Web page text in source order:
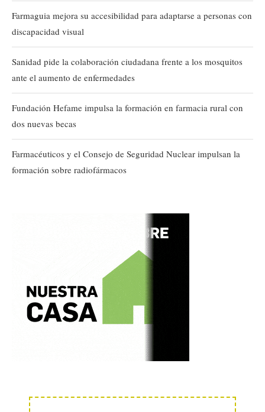
Farmaguia mejora su accesibilidad para adaptarse a personas con
discapacidad visual
Sanidad pide la colaboración ciudadana frente a los mosquitos
ante el aumento de enfermedades
Fundación Hefame impulsa la formación en farmacia rural con
dos nuevas becas
Farmacéuticos y el Consejo de Seguridad Nuclear impulsan la
formación sobre radiofármacos